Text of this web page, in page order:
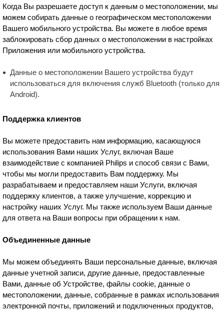
Когда Вы разрешаете доступ к данным о местоположении, мы
можем собирать данные о географическом местоположении
Вашего мобильного устройства. Вы можете в любое время
заблокировать сбор данных о местоположении в настройках
Приложения или мобильного устройства.
Данные о местоположении Вашего устройства будут
использоваться для включения служб Bluetooth (только для
Android).
Поддержка клиентов
Вы можете предоставить нам информацию, касающуюся
использования Вами наших Услуг, включая Ваше
взаимодействие с компанией Philips и способ связи с Вами,
чтобы мы могли предоставить Вам поддержку. Мы
разрабатываем и предоставляем наши Услуги, включая
поддержку клиентов, а также улучшение, коррекцию и
настройку наших Услуг. Мы также используем Ваши данные
для ответа на Ваши вопросы при обращении к нам.
Объединенные данные
Мы можем объединять Ваши персональные данные, включая
данные учетной записи, другие данные, предоставленные
Вами, данные об Устройстве, файлы cookie, данные о
местоположении, данные, собранные в рамках использования
электронной почты, приложений и подключенных продуктов,